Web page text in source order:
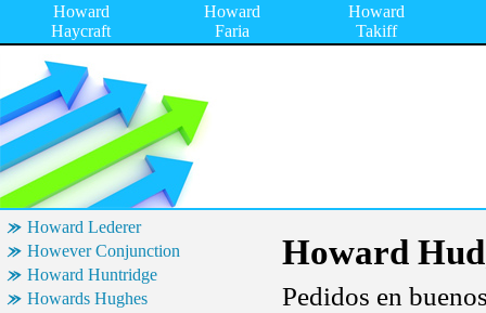
Howard
Haycraft
Howard
Faria
Howard
Takiff
Howard Lederer
However Conjunction
Howard Huntridge
Howards Hughes
Howard
Pedidos en